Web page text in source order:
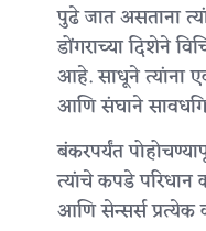
पुढे जात असताना
डोंगराच्या दिशेने
आहे. साधूने त्यांना
आणि संघाने
बंकरपर्यंत
त्यांचे कपडे
आणि सेन्सर्स प्रत्येक